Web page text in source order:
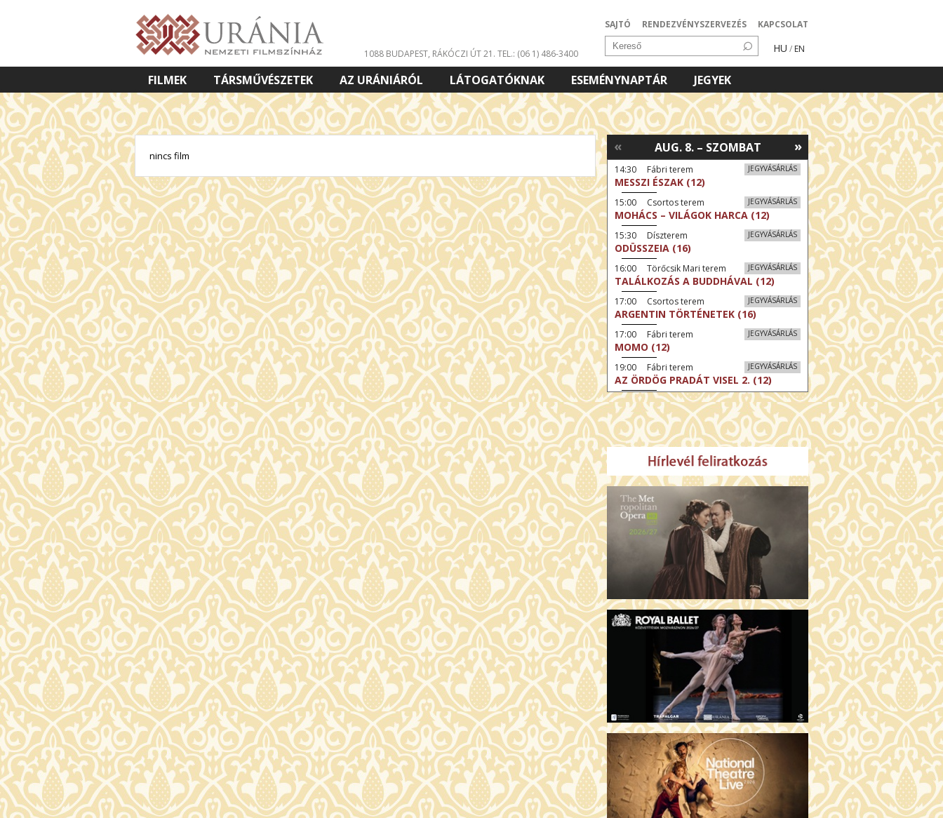
SAJTÓ RENDEZVÉNYSZERVEZÉS KAPCSOLAT
HU / EN
1088 BUDAPEST, RÁKÓCZI ÚT 21. TEL.: (06 1) 486-3400
FILMEK TÁRSMŰVÉSZETEK AZ URÁNIÁRÓL LÁTOGATÓKNAK ESEMÉNYNAPTÁR
JEGYEK
VETÍTETT KÉPES ELŐADÁSOK
nincs film
»
AUG. 8. – SZOMBAT
«
JEGYVÁSÁRLÁS
14:30 Fábri terem
MESSZI ÉSZAK (12)
JEGYVÁSÁRLÁS
15:00 Csortos terem
MOHÁCS – VILÁGOK HARCA (12)
JEGYVÁSÁRLÁS
15:30 Díszterem
ODÜSSZEIA (16)
JEGYVÁSÁRLÁS
16:00 Törőcsik Mari terem
TALÁLKOZÁS A BUDDHÁVAL (12)
JEGYVÁSÁRLÁS
17:00 Csortos terem
ARGENTIN TÖRTÉNETEK (16)
JEGYVÁSÁRLÁS
17:00 Fábri terem
MOMO (12)
JEGYVÁSÁRLÁS
19:00 Fábri terem
AZ ÖRDÖG PRADÁT VISEL 2. (12)
JEGYVÁSÁRLÁS
19:00 Csortos terem
ÁDÁM ALMÁI (16)
JEGYVÁSÁRLÁS
19:00 Törőcsik Mari terem
HOGYAN TUDNÉK ÉLNI
NÉLKÜLED? (12)
JEGYVÁSÁRLÁS
19:00 Díszterem
ODÜSSZEIA (16)